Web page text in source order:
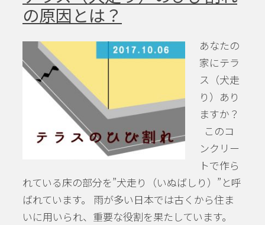
の原因とは？
あなたの
家にテラ
ス（犬走
り）あり
ますか？
このコ
ンクリー
トで作ら
れている床の部分を”犬走り（いぬばしり）”と呼
ばれています。 雨が多い日本では古くから住ま
いに用いられ、重要な役割を果たしています。